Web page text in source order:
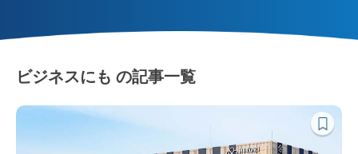
ビジネスにも の記事一覧